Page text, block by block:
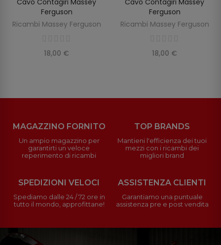
Ferguson
Ricambi Massey Ferguson
18,00 €
Ferguson
Ricambi Massey Ferguson
18,00 €
MAGAZZINO FORNITO
Un ampio magazzino per
garantirti un veloce
reperimento di ricambi
TOP BRANDS
Mantieni l'efficienza dei tuoi
mezzi con i ricambi dei
migliori brand
SPEDIZIONI VELOCI
Spediamo dalle 24 / 72 ore in
tutto il mondo, approfittane!
ASSISTENZA CLIENTI
Garantiamo una puntuale
assistenza pre e post vendita